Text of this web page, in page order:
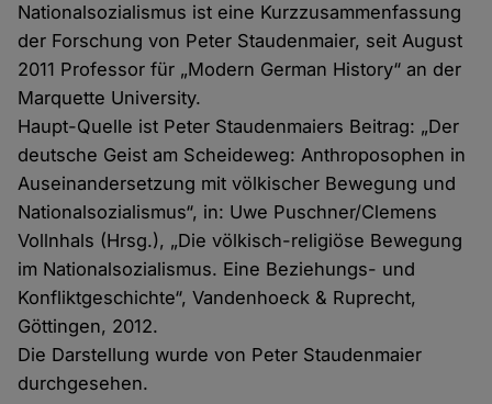
Nationalsozialismus ist eine Kurzzusammenfassung
der Forschung von Peter Staudenmaier, seit August
2011 Professor für „Modern German History“ an der
Marquette University.
Haupt-Quelle ist Peter Staudenmaiers Beitrag: „Der
deutsche Geist am Scheideweg: Anthroposophen in
Auseinandersetzung mit völkischer Bewegung und
Nationalsozialismus“, in: Uwe Puschner/Clemens
Vollnhals (Hrsg.), „Die völkisch-religiöse Bewegung
im Nationalsozialismus. Eine Beziehungs- und
Konfliktgeschichte“, Vandenhoeck & Ruprecht,
Göttingen, 2012.
Die Darstellung wurde von Peter Staudenmaier
durchgesehen.